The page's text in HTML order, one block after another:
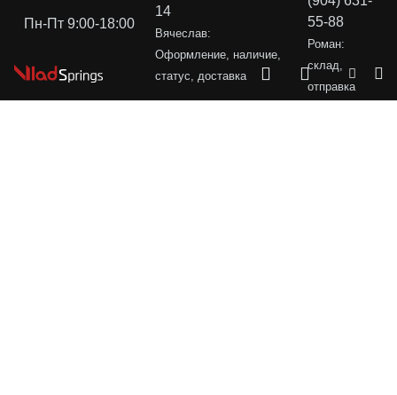
Пн-Пт 9:00-18:00
14
Вячеслав:
Оформление, наличие,
статус, доставка
55-88
Роман:
склад,
отправка